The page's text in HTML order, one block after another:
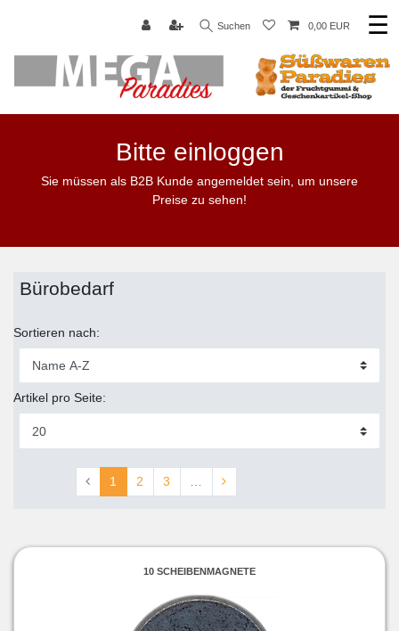
Suchen 0,00 EUR ☰
Bitte einloggen
Sie müssen als B2B Kunde angemeldet sein, um unsere
Preise zu sehen!
Bürobedarf
Sortieren nach:
Artikel pro Seite:
1 2 3
10 SCHEIBENMAGNETE